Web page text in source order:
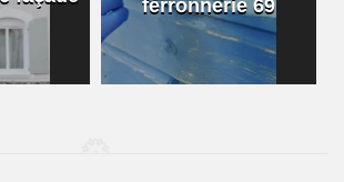
ferronnerie 69